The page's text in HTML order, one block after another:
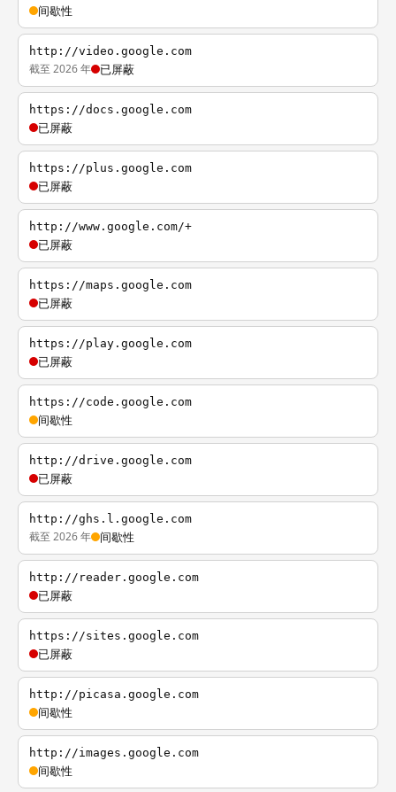
间歇性
http://video.google.com
截至 2026 年 已屏蔽
https://docs.google.com
已屏蔽
https://plus.google.com
已屏蔽
http://www.google.com/+
已屏蔽
https://maps.google.com
已屏蔽
https://play.google.com
已屏蔽
https://code.google.com
间歇性
http://drive.google.com
已屏蔽
http://ghs.l.google.com
截至 2026 年 间歇性
http://reader.google.com
已屏蔽
https://sites.google.com
已屏蔽
http://picasa.google.com
间歇性
http://images.google.com
间歇性